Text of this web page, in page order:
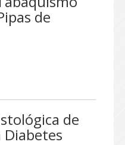
de
de
Diabetes